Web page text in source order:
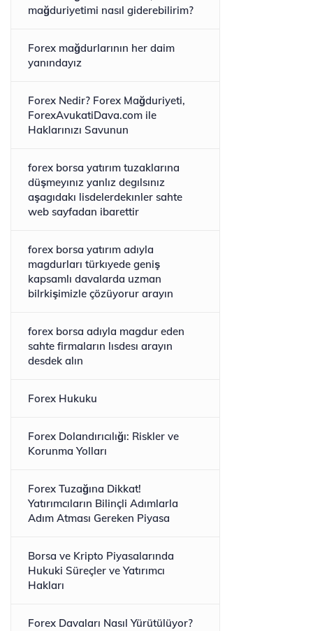
mağduriyetimi nasıl giderebilirim?
Forex mağdurlarının her daim
yanındayız
Forex Nedir? Forex Mağduriyeti,
ForexAvukatiDava.com ile
Haklarınızı Savunun
forex borsa yatırım tuzaklarına
düşmeyınız yanlız degılsınız
aşagıdakı lisdelerdekınler sahte
web sayfadan ibarettir
forex borsa yatırım adıyla
magdurları türkıyede geniş
kapsamlı davalarda uzman
bilrkişimizle çözüyorur arayın
forex borsa adıyla magdur eden
sahte firmaların lısdesı arayın
desdek alın
Forex Hukuku
Forex Dolandırıcılığı: Riskler ve
Korunma Yolları
Forex Tuzağına Dikkat!
Yatırımcıların Bilinçli Adımlarla
Adım Atması Gereken Piyasa
Borsa ve Kripto Piyasalarında
Hukuki Süreçler ve Yatırımcı
Hakları
Forex Davaları Nasıl Yürütülüyor?